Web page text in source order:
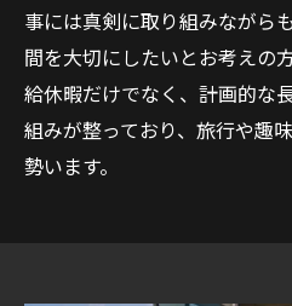
事には真剣に取り組みながら
間を大切にしたいとお考えの
給休暇だけでなく、計画的な
組みが整っており、旅行や趣
勢います。